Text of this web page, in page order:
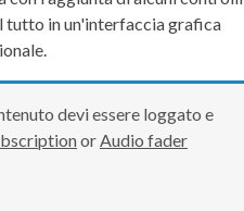
tutto in un'interfaccia grafica
devi essere loggato e
orAudio fader